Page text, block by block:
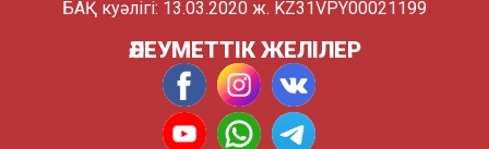
БАҚ куәлігі: 13.03.2020 ж. KZ31VPY00021199
ӘЛЕУМЕТТІК ЖЕЛІЛЕР